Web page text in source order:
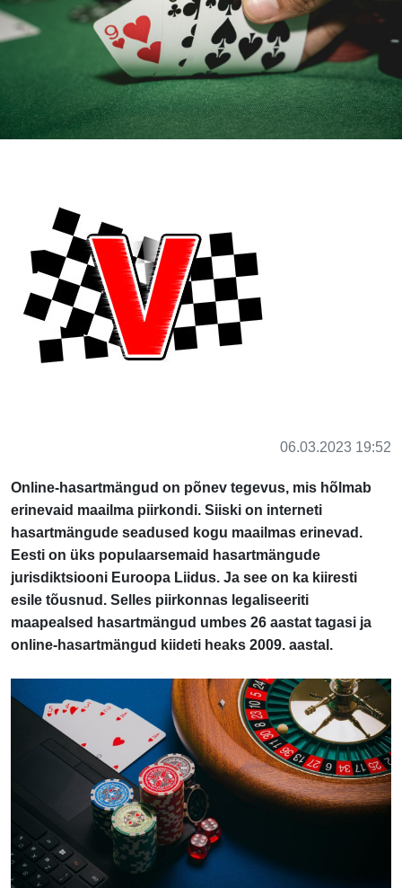
06.03.2023 19:52
Online-hasartmängud on põnev tegevus, mis hõlmab
erinevaid maailma piirkondi. Siiski on interneti
hasartmängude seadused kogu maailmas erinevad.
Eesti on üks populaarsemaid hasartmängude
jurisdiktsiooni Euroopa Liidus. Ja see on ka kiiresti
esile tõusnud. Selles piirkonnas legaliseeriti
maapealsed hasartmängud umbes 26 aastat tagasi ja
online-hasartmängud kiideti heaks 2009. aastal.